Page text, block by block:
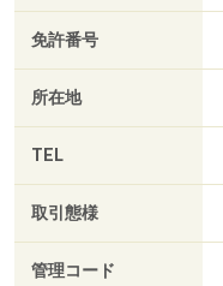
免許番号
所在地
TEL
取引態様
管理コード